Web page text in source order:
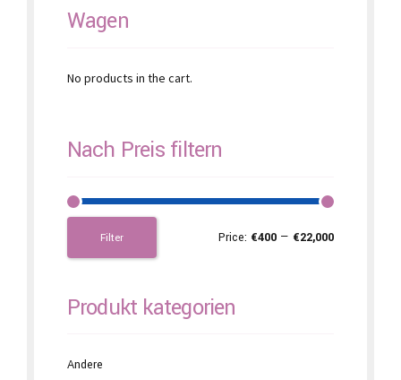
Wagen
No products in the cart.
Nach Preis filtern
Filter Price: €400 — €22,000
Produkt kategorien
Andere